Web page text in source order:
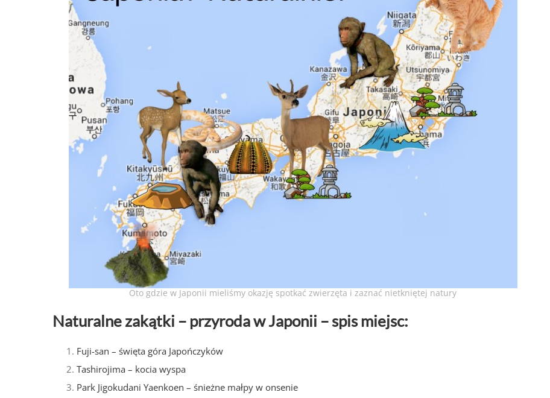
Oto gdzie w Japonii mieliśmy okazję spotkać zwierzęta i zaznać nietkniętej natury
Naturalne zakątki – przyroda w Japonii – spis miejsc:
Fuji-san – święta góra Japończyków
Tashirojima – kocia wyspa
Park Jigokudani Yaenkoen – śnieżne małpy w onsenie